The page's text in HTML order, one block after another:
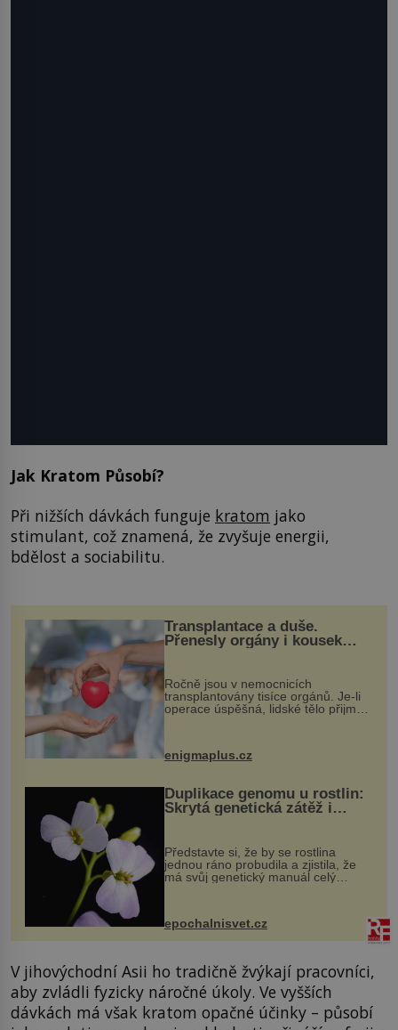
Jak Kratom Působí?
Při nižších dávkách funguje kratom jako
stimulant, což znamená, že zvyšuje energii,
bdělost a sociabilitu.
Transplantace a duše.
Přenesly orgány i kousek
Ročně jsou v nemocnicích
transplantovány tisíce orgánů. Je-li
operace úspěšná, lidské tělo přijme
enigmaplus.cz
Duplikace genomu u rostlin:
Skrytá genetická zátěž i
Představte si, že by se rostlina
jednou ráno probudila a zjistila, že
má svůj genetický manuál celý
vstupenka...
epochalnisvet.cz
V jihovýchodní Asii ho tradičně žvýkají pracovníci,
aby zvládli fyzicky náročné úkoly. Ve vyšších
dávkách má však kratom opačné účinky – působí